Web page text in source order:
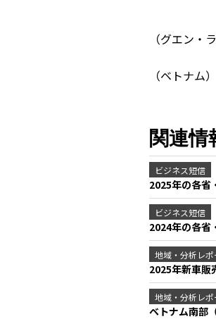
（グエン・ラ
（ベトナム）
関連情
ビジネス短信
2025年の各省
ビジネス短信
2024年の各省
地域・分析レポ
2025年新車販
地域・分析レポ
ベトナム南部